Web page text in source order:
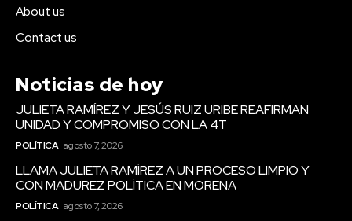
About us
Contact us
Noticias de hoy
JULIETA RAMÍREZ Y JESÚS RUIZ URIBE REAFIRMAN
UNIDAD Y COMPROMISO CON LA 4T
POLÍTICA agosto 7, 2026
LLAMA JULIETA RAMÍREZ A UN PROCESO LIMPIO Y
CON MADUREZ POLÍTICA EN MORENA
POLÍTICA agosto 7, 2026